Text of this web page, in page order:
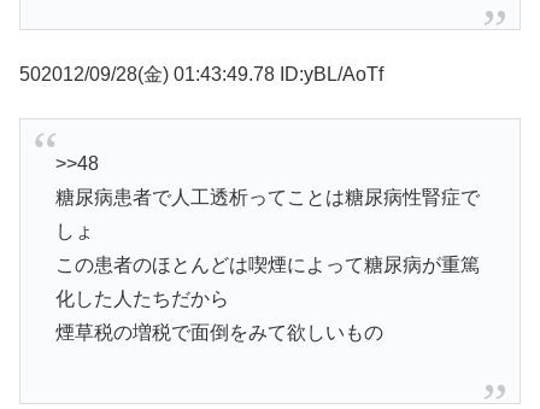
502012/09/28(金) 01:43:49.78 ID:yBL/AoTf
>>48
糖尿病患者で人工透析ってことは糖尿病性腎症で
しょ
この患者のほとんどは喫煙によって糖尿病が重篤
化した人たちだから
煙草税の増税で面倒をみて欲しいもの